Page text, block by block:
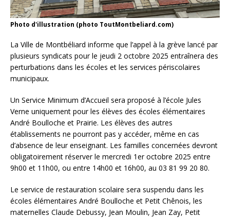
Photo d'illustration (photo ToutMontbeliard.com)
La Ville de Montbéliard informe que l’appel à la grève lancé par
plusieurs syndicats pour le jeudi 2 octobre 2025 entraînera des
perturbations dans les écoles et les services périscolaires
municipaux.
Un Service Minimum d’Accueil sera proposé à l’école Jules
Verne uniquement pour les élèves des écoles élémentaires
André Boulloche et Prairie. Les élèves des autres
établissements ne pourront pas y accéder, même en cas
d’absence de leur enseignant. Les familles concernées devront
obligatoirement réserver le mercredi 1er octobre 2025 entre
9h00 et 11h00, ou entre 14h00 et 16h00, au 03 81 99 20 80.
Le service de restauration scolaire sera suspendu dans les
écoles élémentaires André Boulloche et Petit Chênois, les
maternelles Claude Debussy, Jean Moulin, Jean Zay, Petit